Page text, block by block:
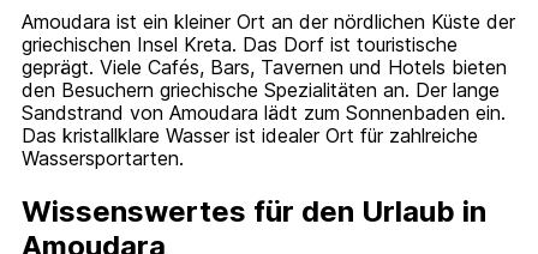
Amoudara ist ein kleiner Ort an der nördlichen Küste der
griechischen Insel Kreta. Das Dorf ist touristische
geprägt. Viele Cafés, Bars, Tavernen und Hotels bieten
den Besuchern griechische Spezialitäten an. Der lange
Sandstrand von Amoudara lädt zum Sonnenbaden ein.
Das kristallklare Wasser ist idealer Ort für zahlreiche
Wassersportarten.
Wissenswertes für den Urlaub in
Amoudara